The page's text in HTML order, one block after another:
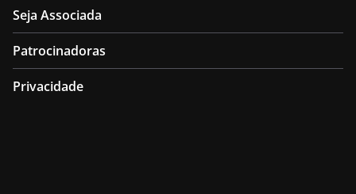
Seja Associada
Patrocinadoras
Privacidade